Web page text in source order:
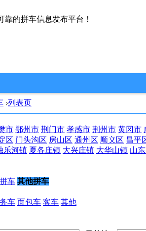
靠的拼车信息发布平台！
›列表页
市 鄂州市 荆门市 孝感市 荆州市 黄冈市
区 门头沟区 房山区 通州区 顺义区 昌平
乐河镇 夏各庄镇 大兴庄镇 大华山镇 山
车 其他拼车
车 面包车 客车 其他